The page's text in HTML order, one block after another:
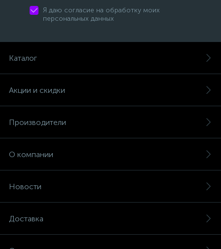
Я даю согласие на обработку моих
персональных данных
Каталог
Акции и скидки
Производители
О компании
Новости
Доставка